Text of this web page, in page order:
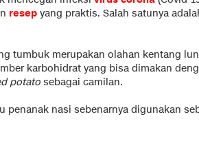
resep yang praktis. Salah satunya
tumbuk merupakan olahan kentang
karbohidrat yang bisa dimakan
potato sebagai camilan.
penanak nasi sebenarnya digunakan